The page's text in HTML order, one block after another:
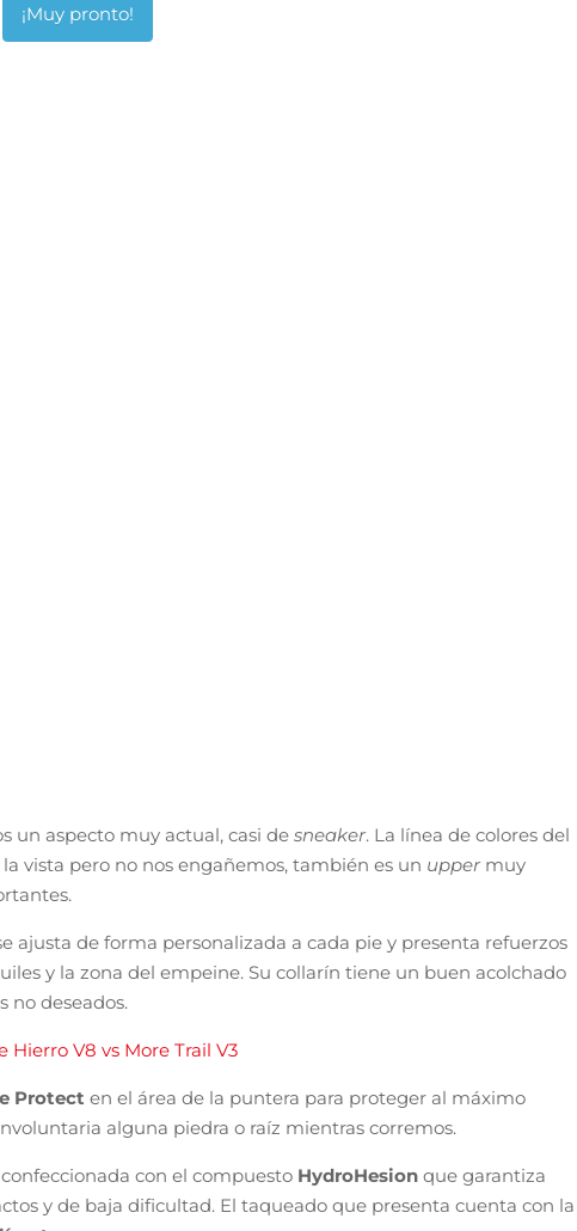
¡Muy pronto!
un aspecto muy actual, casi de sneaker. La línea de colores del
vista pero no nos engañemos, también es un upper muy
ajusta de forma personalizada a cada pie y presenta refuerzos
y la zona del empeine. Su collarín tiene un buen acolchado
no deseados.
V8 vs More Trail V3
Protect en el área de la puntera para proteger al máximo
alguna piedra o raíz mientras corremos.
con el compuesto HydroHesion que garantiza
y de baja dificultad. El taqueado que presenta cuenta con la